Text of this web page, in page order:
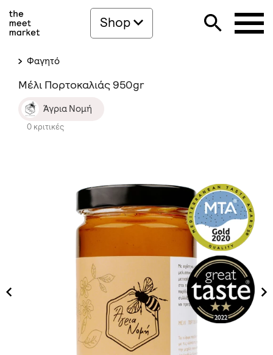
Shop
Φαγητό
Μέλι Πορτοκαλιάς 950gr
Άγρια Νομή
0 κριτικές